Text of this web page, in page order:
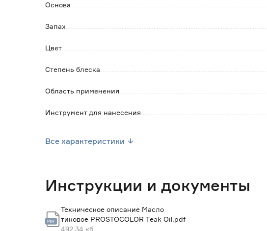
Основа
Запах
Цвет
Степень блеска
Область применения
Инструмент для нанесения
Страна производства
Все характеристики
Инструкции и документы
Техническое описание Масло
тиковое PROSTOCOLOR Тeak Oil.pdf
492.34 кб